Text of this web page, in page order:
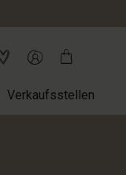
Verkaufsstellen